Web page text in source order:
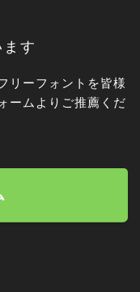
す
リーフォントを皆様
ームよりご推薦くだ